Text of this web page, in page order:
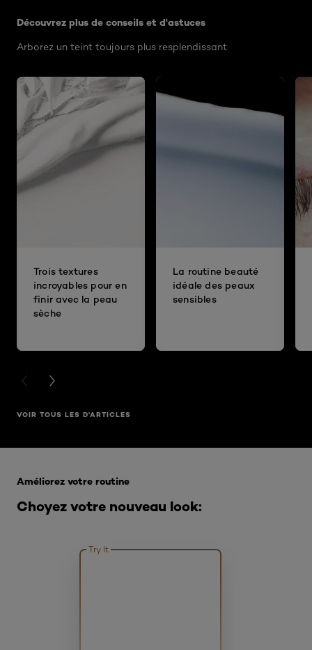
Découvrez plus de conseils et d'astuces
Arborez un teint toujours plus resplendissant
Trois textures
incroyables pour en
finir avec la peau
sèche
La routine beauté
idéale des peaux
sensibles
PREVIOUS CARD
NEXT CARD
VOIR TOUS LES D'ARTICLES
Choyez votre nouveau look:
Améliorez votre routine
Try It